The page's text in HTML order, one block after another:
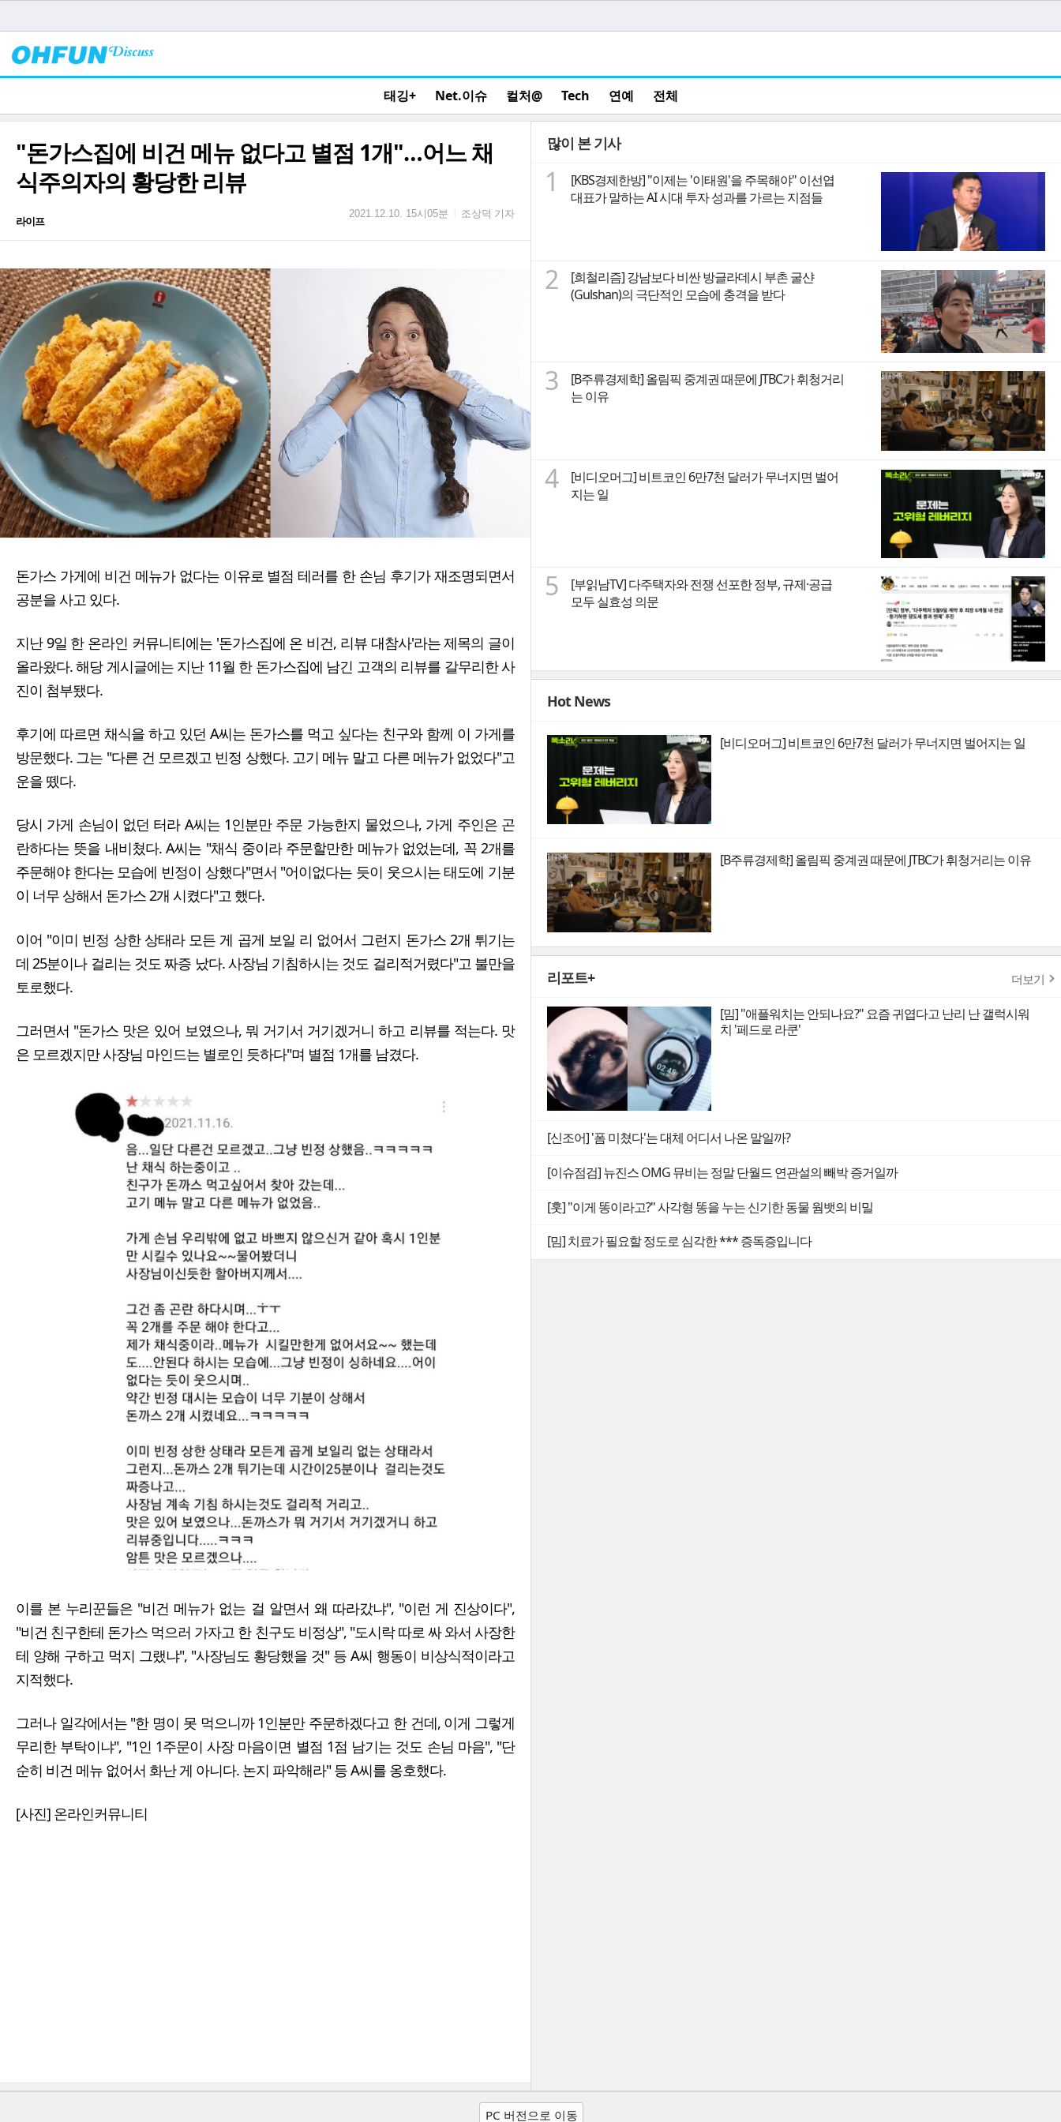
태깅+ Net.이슈 컬처@ Tech 연예 전체
"돈가스집에 비건 메뉴 없다고 별점 1개"…어느 채
식주의자의 황당한 리뷰
라이프
2021.12.10. 15시05분 조상덕 기자
돈가스 가게에 비건 메뉴가 없다는 이유로 별점 테러를 한 손님 후기가 재조명되면서
공분을 사고 있다.
지난 9일 한 온라인 커뮤니티에는 '돈가스집에 온 비건, 리뷰 대참사'라는 제목의 글이
올라왔다. 해당 게시글에는 지난 11월 한 돈가스집에 남긴 고객의 리뷰를 갈무리한 사
진이 첨부됐다.
후기에 따르면 채식을 하고 있던 A씨는 돈가스를 먹고 싶다는 친구와 함께 이 가게를
방문했다. 그는 "다른 건 모르겠고 빈정 상했다. 고기 메뉴 말고 다른 메뉴가 없었다"고
운을 뗐다.
당시 가게 손님이 없던 터라 A씨는 1인분만 주문 가능한지 물었으나, 가게 주인은 곤
란하다는 뜻을 내비쳤다. A씨는 "채식 중이라 주문할만한 메뉴가 없었는데, 꼭 2개를
주문해야 한다는 모습에 빈정이 상했다"면서 "어이없다는 듯이 웃으시는 태도에 기분
이 너무 상해서 돈가스 2개 시켰다"고 했다.
이어 "이미 빈정 상한 상태라 모든 게 곱게 보일 리 없어서 그런지 돈가스 2개 튀기는
데 25분이나 걸리는 것도 짜증 났다. 사장님 기침하시는 것도 걸리적거렸다"고 불만을
토로했다.
그러면서 "돈가스 맛은 있어 보였으나, 뭐 거기서 거기겠거니 하고 리뷰를 적는다. 맛
은 모르겠지만 사장님 마인드는 별로인 듯하다"며 별점 1개를 남겼다.
이를 본 누리꾼들은 "비건 메뉴가 없는 걸 알면서 왜 따라갔냐", "이런 게 진상이다",
"비건 친구한테 돈가스 먹으러 가자고 한 친구도 비정상", "도시락 따로 싸 와서 사장한
테 양해 구하고 먹지 그랬냐", "사장님도 황당했을 것" 등 A씨 행동이 비상식적이라고
지적했다.
그러나 일각에서는 "한 명이 못 먹으니까 1인분만 주문하겠다고 한 건데, 이게 그렇게
무리한 부탁이냐", "1인 1주문이 사장 마음이면 별점 1점 남기는 것도 손님 마음", "단
순히 비건 메뉴 없어서 화난 게 아니다. 논지 파악해라" 등 A씨를 옹호했다.
[사진] 온라인커뮤니티
많이 본 기사
1
[KBS경제한방] "이제는 '이태원'을 주목해야" 이선엽
대표가 말하는 AI 시대 투자 성과를 가르는 지점들
2
[희철리즘] 강남보다 비싼 방글라데시 부촌 굴샨
(Gulshan)의 극단적인 모습에 충격을 받다
3
[B주류경제학] 올림픽 중계권 때문에 JTBC가 휘청거리
는 이유
4
[비디오머그] 비트코인 6만7천 달러가 무너지면 벌어
지는 일
5
[부읽남TV] 다주택자와 전쟁 선포한 정부, 규제·공급
모두 실효성 의문
Hot News
[비디오머그] 비트코인 6만7천 달러가 무너지면 벌어지는 일
[B주류경제학] 올림픽 중계권 때문에 JTBC가 휘청거리는 이유
리포트+ 더보기
[밈] "애플워치는 안되나요?" 요즘 귀엽다고 난리 난 갤럭시워
치 '페드로 라쿤'
[신조어] '폼 미쳤다'는 대체 어디서 나온 말일까?
[이슈점검] 뉴진스 OMG 뮤비는 정말 단월드 연관설의 빼박 증거일까
[훗] "이게 똥이라고?" 사각형 똥을 누는 신기한 동물 웜뱃의 비밀
[밈] 치료가 필요할 정도로 심각한 *** 증독증입니다
PC 버전으로 이동